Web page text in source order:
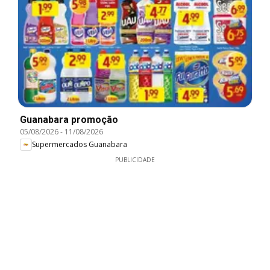
Guanabara promoção
05/08/2026- 11/08/2026
Supermercados Guanabara
PUBLICIDADE